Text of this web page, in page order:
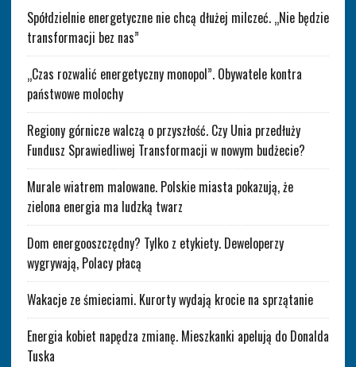
Spółdzielnie energetyczne nie chcą dłużej milczeć. „Nie będzie
transformacji bez nas”
„Czas rozwalić energetyczny monopol”. Obywatele kontra
państwowe molochy
Regiony górnicze walczą o przyszłość. Czy Unia przedłuży
Fundusz Sprawiedliwej Transformacji w nowym budżecie?
Murale wiatrem malowane. Polskie miasta pokazują, że
zielona energia ma ludzką twarz
Dom energooszczędny? Tylko z etykiety. Deweloperzy
wygrywają, Polacy płacą
Wakacje ze śmieciami. Kurorty wydają krocie na sprzątanie
Energia kobiet napędza zmianę. Mieszkanki apelują do Donalda
Tuska